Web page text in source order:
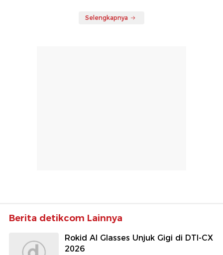
Selengkapnya
Berita detikcom Lainnya
Rokid AI Glasses Unjuk Gigi di DTI-CX
2026